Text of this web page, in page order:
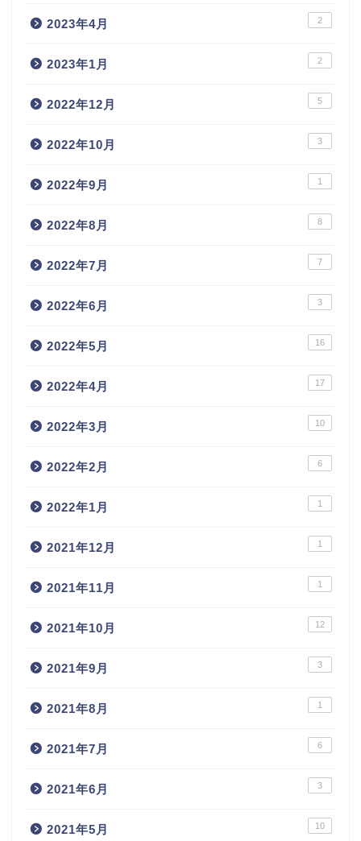
2023年4月 2
2023年1月 2
2022年12月 5
2022年10月 3
2022年9月 1
2022年8月 8
2022年7月 7
2022年6月 3
2022年5月 16
2022年4月 17
2022年3月 10
2022年2月 6
2022年1月 1
2021年12月 1
2021年11月 1
2021年10月 12
2021年9月 3
2021年8月 1
2021年7月 6
2021年6月 3
2021年5月 10